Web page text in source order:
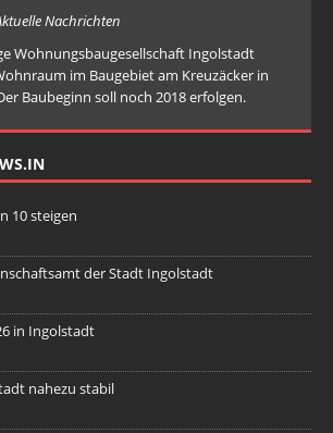
Nachrichten
Wohnungsbaugesellschaft Ingolstadt
im Baugebiet am Kreuzäcker in
Baubeginn soll noch 2018 erfolgen.
10 steigen
der Stadt Ingolstadt
in Ingolstadt
nahezu stabil